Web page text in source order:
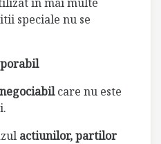
speciale nu se
care nu este
actiunilor, partilor